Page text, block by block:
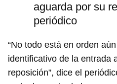
aguarda por su
periódico
“No todo está en orden
identificativo de la entrada
reposición”, dice el